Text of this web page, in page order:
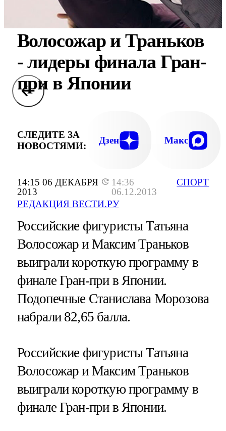
14:15 06 ДЕКАБРЯ
2013
14:36
06.12.2013
РЕДАКЦИЯ ВЕСТИ.РУ
СПОРТ
Волосожар и Траньков
- лидеры финала Гран-
при в Японии
СЛЕДИТЕ ЗА
НОВОСТЯМИ:
Дзен Макс
Российские фигуристы Татьяна
Волосожар и Максим Траньков
выиграли короткую программу в
финале Гран-при в Японии.
Подопечные Станислава Морозова
набрали 82,65 балла.
Российские фигуристы Татьяна
Волосожар и Максим Траньков
выиграли короткую программу в
финале Гран-при в Японии.